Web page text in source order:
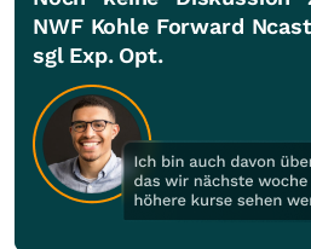
NWF Kohle Forward
sgl Exp. Opt.